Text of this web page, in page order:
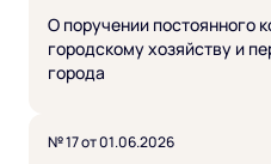
О поручении постоянного
городскому хозяйству и
города
№ 17 от 01.06.2026